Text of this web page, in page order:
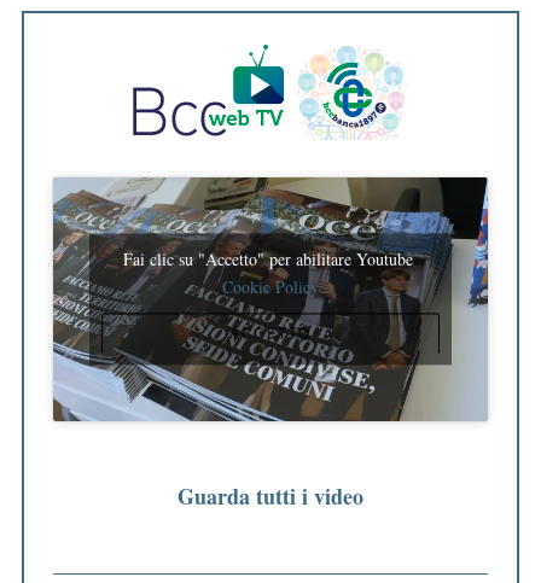
Fai clic su "Accetto" per abilitare Youtube
Cookie Policy
ACCETTO
Guarda tutti i video